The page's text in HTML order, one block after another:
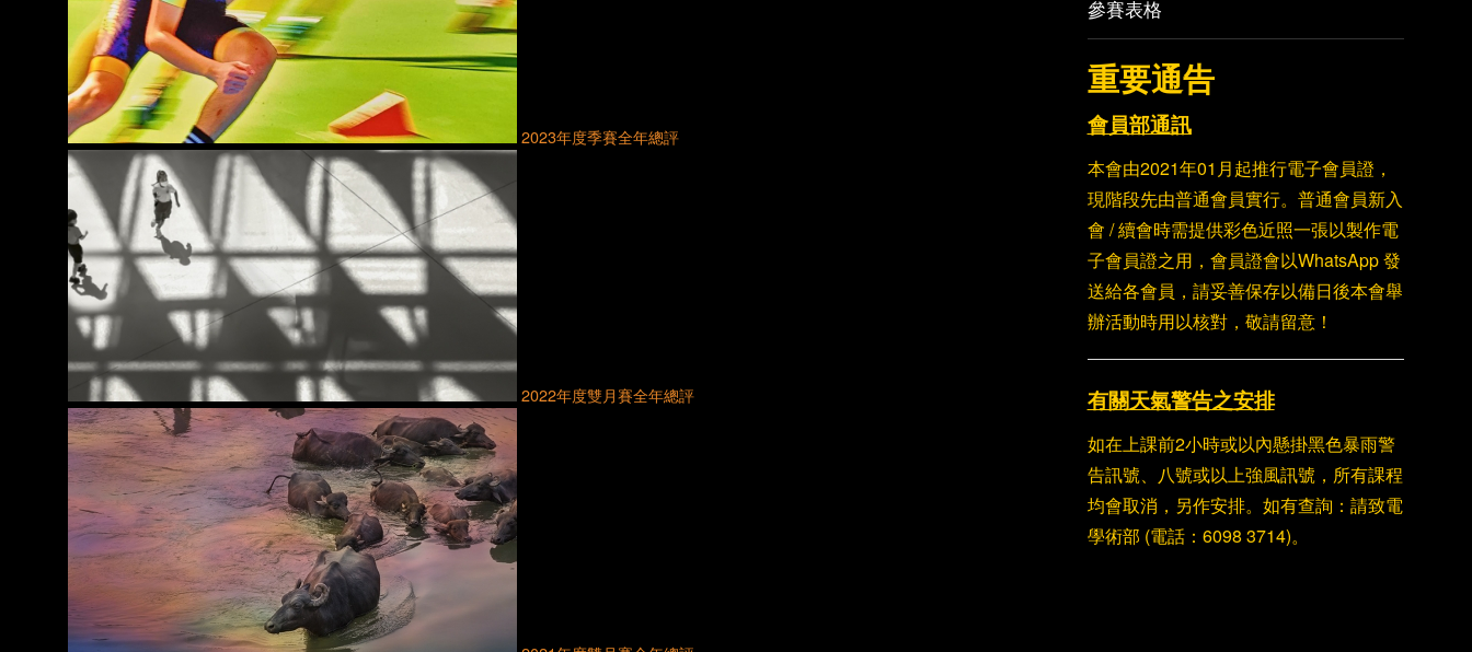
2023年度季賽全年總評
2022年度雙月賽全年總評
參賽表格
重要通告
會員部通訊
本會由2021年01月起推行電子會員證，
現階段先由普通會員實行。普通會員新入
會 / 續會時需提供彩色近照一張以製作電
子會員證之用，會員證會以WhatsApp 發
送給各會員，請妥善保存以備日後本會舉
辦活動時用以核對，敬請留意！
有關天氣警告之安排
如在上課前2小時或以內懸掛黑色暴雨警
告訊號、八號或以上強風訊號，所有課程
均會取消，另作安排。如有查詢：請致電
學術部 (電話：6098 3714)。